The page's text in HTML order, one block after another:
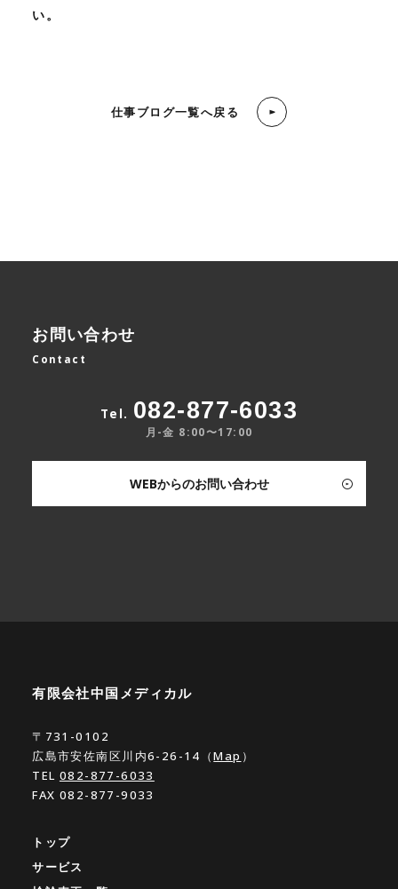
い。
仕事ブログ一覧へ戻る
お問い合わせ
Contact
Tel. 082-877-6033
月-金 8:00〜17:00
WEBからのお問い合わせ
有限会社中国メディカル
〒731-0102
広島市安佐南区川内6-26-14（Map ）
TEL 082-877-6033
FAX 082-877-9033
トップ
サービス